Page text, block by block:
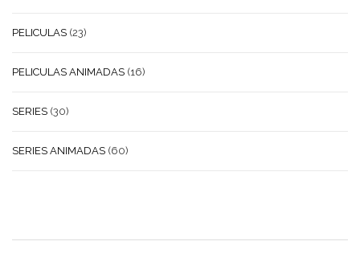
PELICULAS (23)
PELICULAS ANIMADAS (16)
SERIES (30)
SERIES ANIMADAS (60)